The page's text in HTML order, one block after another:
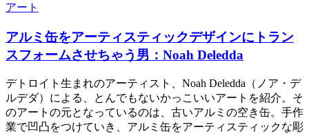
アート
アルミ缶をアーティスティックデザインにトラン
スフォームさせちゃう男：Noah Deledda
デトロイト生まれのアーティスト、Noah Deledda（ノア・デ
ルデダ）による、とんでもないかっこいいアートを紹介。そ
のアートの元となっているのは、古いアルミの空き缶。手作
業で凹凸をつけていき、アルミ缶をアーティスティックな彫